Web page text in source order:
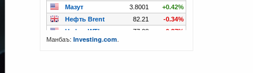
Манбаъ: Investing.com.